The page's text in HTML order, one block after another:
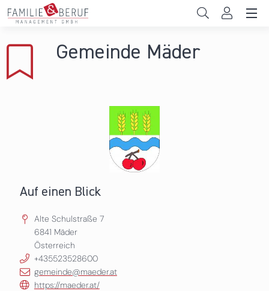
Direkt zum Inhalt
Gemeinden
Gemeinde Mäder
Auf einen Blick
Alte Schulstraße 7
6841 Mäder
Österreich
+435523528600
gemeinde@maeder.at
https://maeder.at/